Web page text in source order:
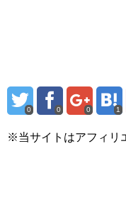
0 0 0 1
※当サイトはアフィリ